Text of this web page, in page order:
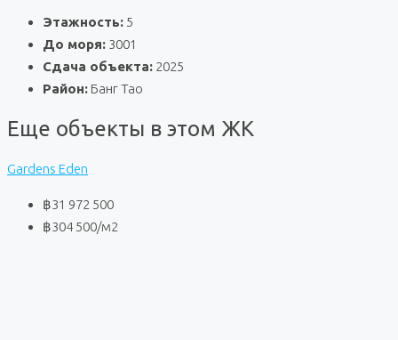
Этажность: 5
До моря: 3001
Сдача объекта: 2025
Район: Банг Тао
Еще объекты в этом ЖК
Gardens Eden
฿31 972 500
฿304 500/м2